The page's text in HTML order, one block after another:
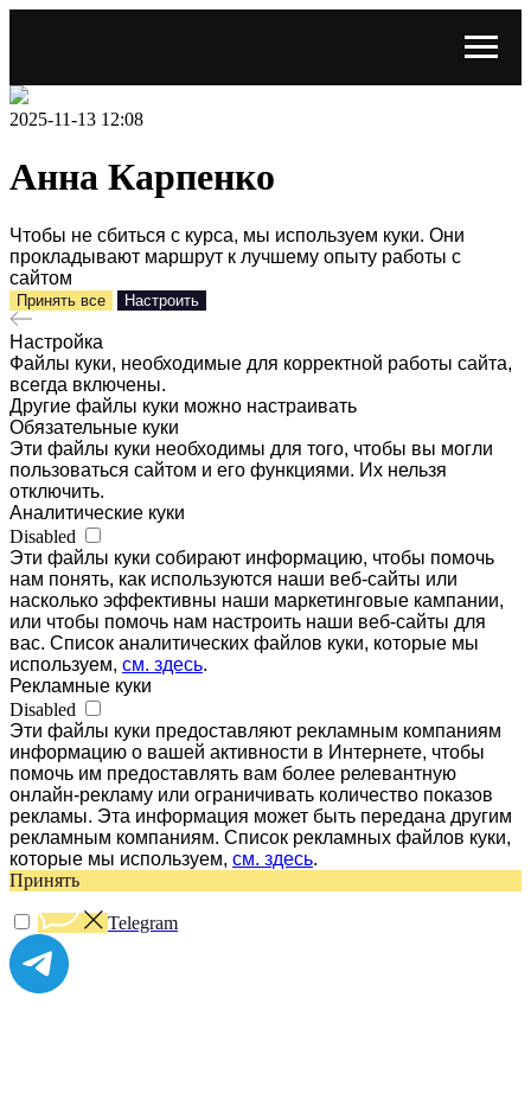
2025-11-13 12:08
Анна Карпенко
Чтобы не сбиться с курса, мы используем куки. Они
прокладывают маршрут к лучшему опыту работы с
сайтом
Принять все Настроить
Настройка
Файлы куки, необходимые для корректной работы сайта,
всегда включены.
Другие файлы куки можно настраивать
Обязательные куки
Эти файлы куки необходимы для того, чтобы вы могли
пользоваться сайтом и его функциями. Их нельзя
отключить.
Аналитические куки
Disabled
Эти файлы куки собирают информацию, чтобы помочь
нам понять, как используются наши веб-сайты или
насколько эффективны наши маркетинговые кампании,
или чтобы помочь нам настроить наши веб-сайты для
вас. Список аналитических файлов куки, которые мы
используем, см. здесь.
Рекламные куки
Disabled
Эти файлы куки предоставляют рекламным компаниям
информацию о вашей активности в Интернете, чтобы
помочь им предоставлять вам более релевантную
онлайн-рекламу или ограничивать количество показов
рекламы. Эта информация может быть передана другим
рекламным компаниям. Список рекламных файлов куки,
которые мы используем, см. здесь.
Принять
Telegram